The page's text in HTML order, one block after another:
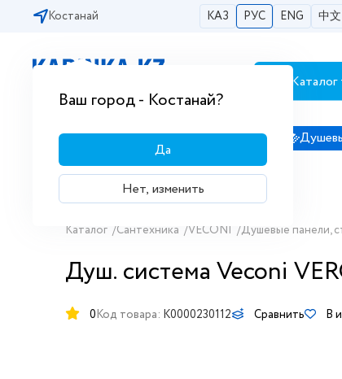
Костанай КАЗ РУС ENG 中文
Ваш город - Костанай?
Да
Нет, изменить
Бесплатная доставка по городам РК
Сантехника Душевые кабины
Каталог /Сантехника /VECONI /Душевые панели,
Душ. cистема Veconi
0Код товара: K0000230112 Сравнить В